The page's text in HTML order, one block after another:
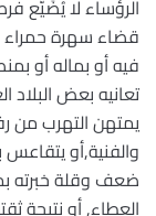
الرؤساء لا يُضَيّع
قضاء سهرة
فيه أو بماله أو
تعانيه بعض
يمتهن التهرب من
والفنية,أو
ضعف وقلة خبرته
العطاء, أو نتيجة